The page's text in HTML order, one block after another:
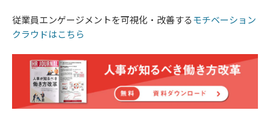
従業員エンゲージメントを可視化・改善する​​​​​​​モチベーション
クラウドはこちら